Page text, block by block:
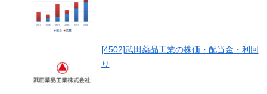
[4502]武田薬品工業の株価・配当金・利回
り